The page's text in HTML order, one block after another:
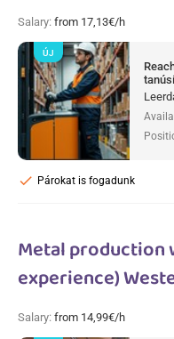
Salary: from 17,13€/h
Párokat is fogadunk
check
ÚJ
Metal production
experience)
Salary: from 14,99€/h